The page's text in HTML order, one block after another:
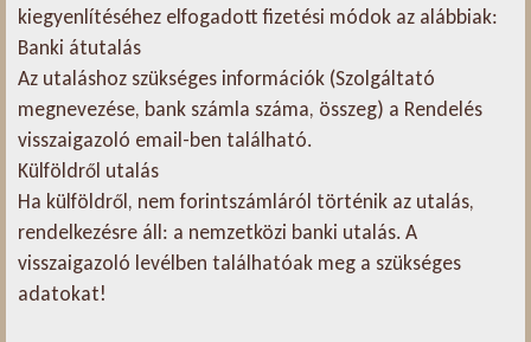
kiegyenlítéséhez elfogadott fizetési módok az alábbiak:
Banki átutalás
Az utaláshoz szükséges információk (Szolgáltató
megnevezése, bank számla száma, összeg) a Rendelés
visszaigazoló email-ben található.
Külföldről utalás
Ha külföldről, nem forintszámláról történik az utalás,
rendelkezésre áll: a nemzetközi banki utalás. A
visszaigazoló levélben találhatóak meg a szükséges
adatokat!